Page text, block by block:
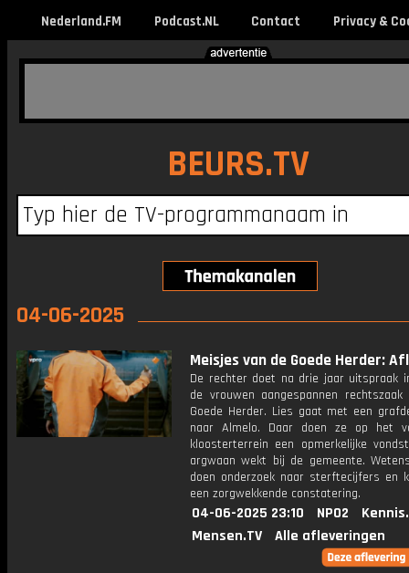
Nederland.FM Podcast.NL Contact Privacy &
BEURS.TV
04-06-2025
Meisjes van de Goede Herder:
De rechter doet na drie jaar uitspraak
de vrouwen aangespannen
Goede Herder. Lies gaat met een
naar Almelo. Daar doen ze op het
kloosterterrein een opmerkelijke
argwaan wekt bij de gemeente.
doen onderzoek naar sterftecijfers en
een zorgwekkende constatering.
04-06-2025 23:10 NPO2
Mensen.TV
Alle afleveringen